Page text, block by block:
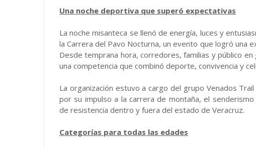
Una noche deportiva que superó expectativas
La noche misanteca se llenó de energía, luces y
la Carrera del Pavo Nocturna, un evento que logró una
Desde temprana hora, corredores, familias y público
una competencia que combinó deporte, convivencia y
La organización estuvo a cargo del grupo Venados
por su impulso a la carrera de montaña, el
de resistencia dentro y fuera del estado de Veracruz.
Categorías para todas las edades